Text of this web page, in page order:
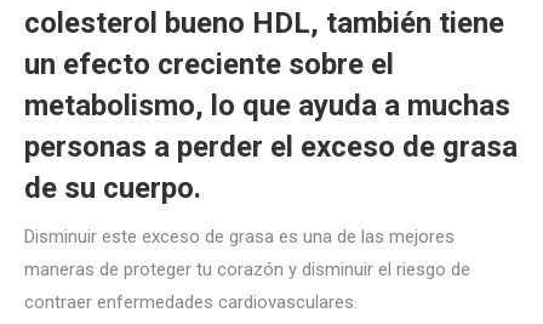
colesterol bueno HDL, también tiene
un efecto creciente sobre el
metabolismo, lo que ayuda a muchas
personas a perder el exceso de grasa
de su cuerpo.
Disminuir este exceso de grasa es una de las mejores
maneras de proteger tu corazón y disminuir el riesgo de
contraer enfermedades cardiovasculares.